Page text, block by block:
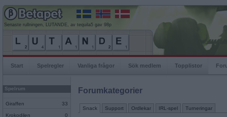
Senaste rullningen, LUTANDE, av tequila5 gav 98p
Start Spelregler Vanliga frågor Sök medlem Topplistor
Spelrum
Giraffen 33
Krokodilen 0
Forumkategorier
Snack Support Ordlekar IRL-spel Turneringar